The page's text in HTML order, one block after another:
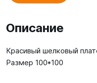
Описание
Красивый шелковый
Размер 100*100